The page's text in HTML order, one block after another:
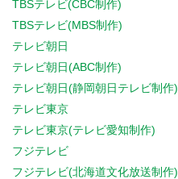
TBSテレビ(CBC制作)
TBSテレビ(MBS制作)
テレビ朝日
テレビ朝日(ABC制作)
テレビ朝日(静岡朝日テレビ制作)
テレビ東京
テレビ東京(テレビ愛知制作)
フジテレビ
フジテレビ(北海道文化放送制作)